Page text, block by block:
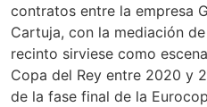
contratos entre la empresa
Cartuja, con la mediación
recinto sirviese como
Copa del Rey entre 2020 y
de la fase final de la